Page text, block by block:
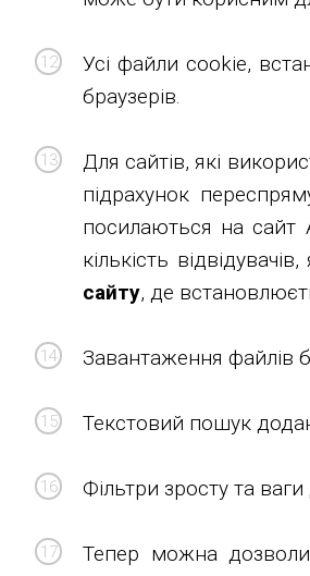
Усі файли cookie,
браузерів.
Для сайтів, які
підрахунок
посилаються на сайт
кількість
сайту, де
Завантаження файлів
Текстовий пошук
Фільтри зросту та
Тепер можна